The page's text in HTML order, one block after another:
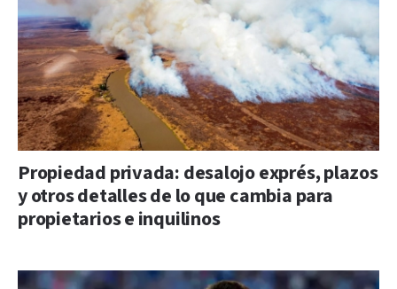
Propiedad privada: desalojo exprés, plazos
y otros detalles de lo que cambia para
propietarios e inquilinos